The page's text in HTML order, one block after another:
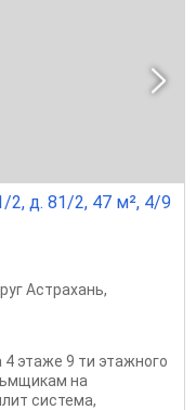
2, д. 81/2, 47 м², 4/9
Астрахань,
этаже 9 ти этажного
на
система,